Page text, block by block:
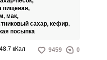
на каждый праздник
готовлю куличи без яиц.
пищевая,
мак,
сахар, кефир,
посыпка
кКал 9459 0